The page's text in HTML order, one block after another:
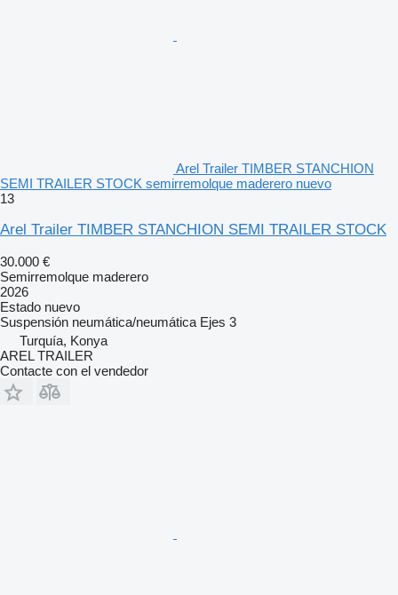
Arel Trailer TIMBER STANCHION
SEMI TRAILER STOCK semirremolque maderero nuevo
13
Arel Trailer TIMBER STANCHION SEMI TRAILER STOCK
30.000 €
Semirremolque maderero
2026
Estado nuevo
Suspensión neumática/neumática Ejes 3
Turquía, Konya
AREL TRAILER
Contacte con el vendedor